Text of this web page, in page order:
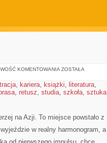
KOMENTOWANIA KIRGISTAN
ZOSTAŁA
, kariera, książki, literatura,
, retusz, studia, szkoła, sztuka
na Azji. To miejsce powstało z
w realny harmonogram, a